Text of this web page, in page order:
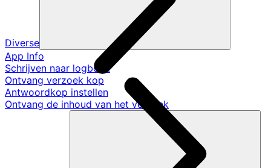
Diverse
App Info
Schrijven naar logboek
Ontvang verzoek kop
Antwoordkop instellen
Ontvang de inhoud van het verzoek